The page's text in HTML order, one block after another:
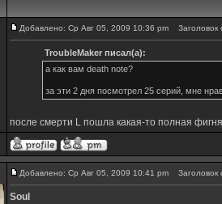
Добавлено: Ср Авг 05, 2009 10:36 pm Заголовок
TroubleMaker писал(а):
а как вам death note?
за эти 2 дня посмотрел 25 серий, мне
после смерти L пошла какая-то полная фигня
Добавлено: Ср Авг 05, 2009 10:41 pm Заголовок
Soul